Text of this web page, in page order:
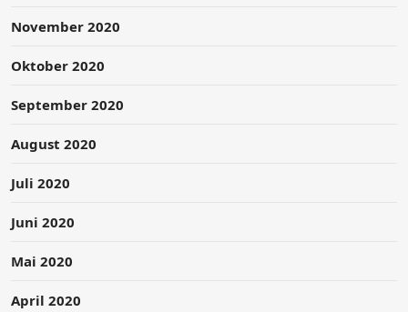
November 2020
Oktober 2020
September 2020
August 2020
Juli 2020
Juni 2020
Mai 2020
April 2020